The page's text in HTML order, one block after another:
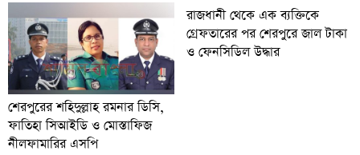
শেরপুরের শহিদুল্লাহ রমনার ডিসি,
ফাতিহা সিআইডি ও মোস্তাফিজ
নীলফামারির এসপি
রাজধানী থেকে এক ব্যক্তিকে
গ্রেফতারের পর শেরপুরে জাল টাকা
ও ফেনসিডিল উদ্ধার